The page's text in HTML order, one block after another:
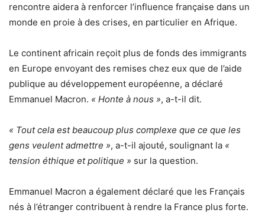
rencontre aidera à renforcer l’influence française dans un
monde en proie à des crises, en particulier en Afrique.
Le continent africain reçoit plus de fonds des immigrants
en Europe envoyant des remises chez eux que de l’aide
publique au développement européenne, a déclaré
Emmanuel Macron. « Honte à nous », a-t-il dit.
« Tout cela est beaucoup plus complexe que ce que les
gens veulent admettre », a-t-il ajouté, soulignant la «
tension éthique et politique » sur la question.
Emmanuel Macron a également déclaré que les Français
nés à l’étranger contribuent à rendre la France plus forte.